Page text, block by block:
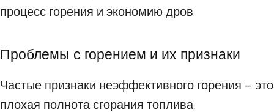
процесс горения и экономию дров.
Проблемы с горением и их признаки
Частые признаки неэффективного горения – это
плохая полнота сгорания топлива,